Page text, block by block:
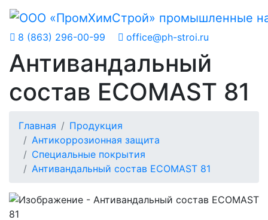
8 (863) 296-00-99 office@ph-stroi.ru
Антивандальный
состав ECOMAST 81
Главная
Продукция
Антикоррозионная защита
Специальные покрытия
Антивандальный состав ECOMAST 81